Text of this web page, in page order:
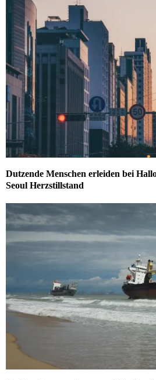
Dutzende Menschen erleiden bei
Seoul Herzstillstand